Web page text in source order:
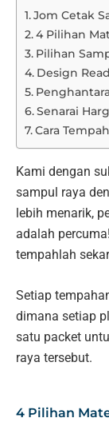
Jom Cetak
4 Pilihan
Pilihan
Design
Senarai
Cara
Kami dengan
sampul raya
lebih menarik,
adalah
tempahlah
Setiap
dimana setiap
satu packet
raya tersebut.
4 Pilihan